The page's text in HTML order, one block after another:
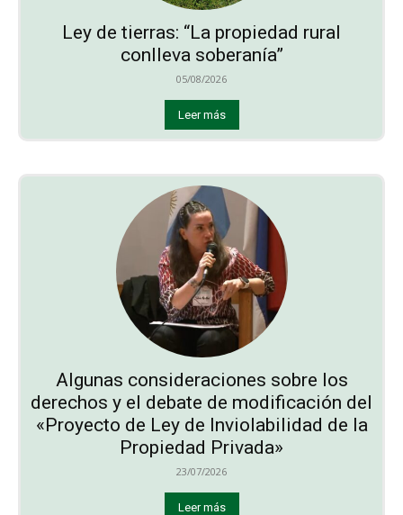
Ley de tierras: “La propiedad rural
conlleva soberanía”
05/08/2026
Leer más
Algunas consideraciones sobre los
derechos y el debate de modificación del
«Proyecto de Ley de Inviolabilidad de la
Propiedad Privada»
23/07/2026
Leer más